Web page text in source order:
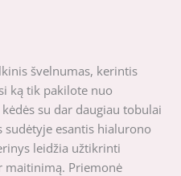
švelnumas, kerintis
ką tik pakilote nuo
su dar daugiau tobulai
esantis hialurono
leidžia užtikrinti
maitinimą. Priemonė